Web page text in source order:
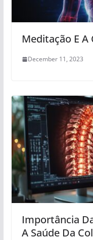
Meditação E A
December 11, 2023
Importância
A Saúde Da